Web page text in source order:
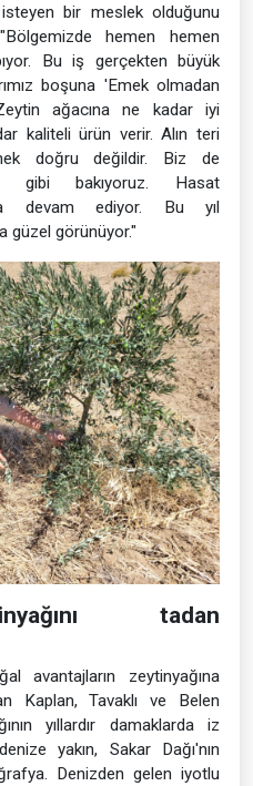
bir meslek olduğunu
hemen hemen
Bu iş gerçekten büyük
boşuna 'Emek olmadan
ağacına ne kadar iyi
kaliteli ürün verir. Alın teri
doğru değildir. Biz de
gibi bakıyoruz. Hasat
devam ediyor. Bu yıl
güzel görünüyor."
tadan
avantajların zeytinyağına
Kaplan, Tavaklı ve Belen
yıllardır damaklarda iz
yakın, Sakar Dağı'nın
Denizden gelen iyotlu